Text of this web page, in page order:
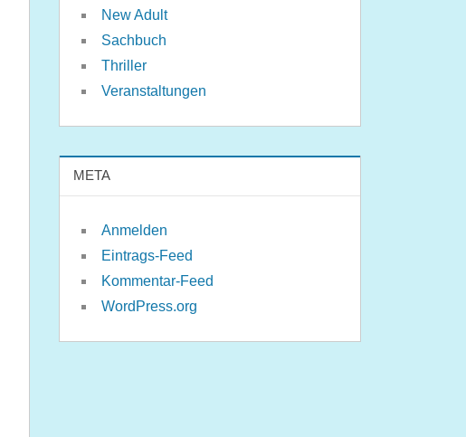
New Adult
Sachbuch
Thriller
Veranstaltungen
META
Anmelden
Eintrags-Feed
Kommentar-Feed
WordPress.org